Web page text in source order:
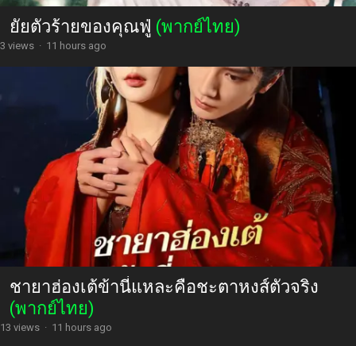
ยัยตัวร้ายของคุณฟู่ (พากย์ไทย)
3 views · 11 hours ago
ชายาฮ่องเต้ข้านี่แหละคือชะตาหงส์ตัวจริง
(พากย์ไทย)
13 views · 11 hours ago